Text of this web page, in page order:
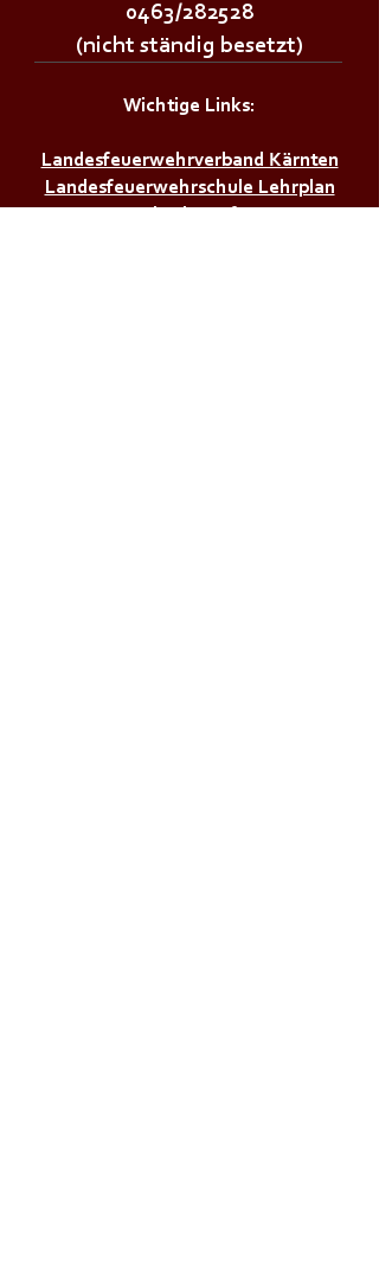
0463/282528
(nicht ständig besetzt)
Wichtige Links:
Landesfeuerwehrverband Kärnten
Landesfeuerwehrschule Lehrplan